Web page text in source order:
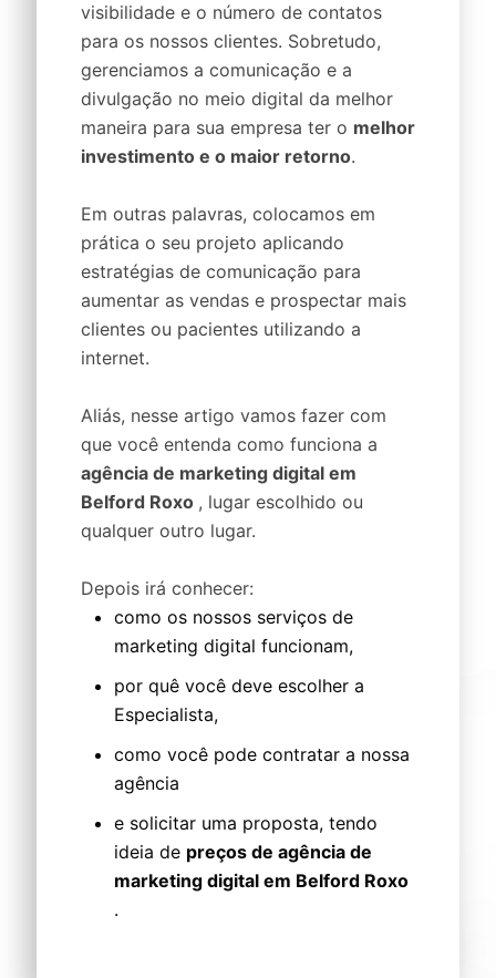
visibilidade e o número de contatos
para os nossos clientes. Sobretudo,
gerenciamos a comunicação e a
divulgação no meio digital da melhor
maneira para sua empresa ter o melhor
investimento e o maior retorno.
Em outras palavras, colocamos em
prática o seu projeto aplicando
estratégias de comunicação para
aumentar as vendas e prospectar mais
clientes ou pacientes utilizando a
internet.
Aliás, nesse artigo vamos fazer com
que você entenda como funciona a
agência de marketing digital em
Belford Roxo , lugar escolhido ou
qualquer outro lugar.
Depois irá conhecer:
como os nossos serviços de
marketing digital funcionam,
por quê você deve escolher a
Especialista,
como você pode contratar a nossa
agência
e solicitar uma proposta, tendo
ideia de preços de agência de
marketing digital em Belford Roxo
.